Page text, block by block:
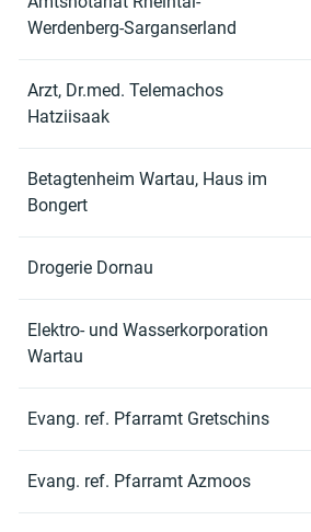
Werdenberg-Sarganserland
Arzt, Dr.med. Telemachos
Hatziisaak
Betagtenheim Wartau, Haus im
Bongert
Drogerie Dornau
Elektro- und Wasserkorporation
Wartau
Evang. ref. Pfarramt Gretschins
Evang. ref. Pfarramt Azmoos